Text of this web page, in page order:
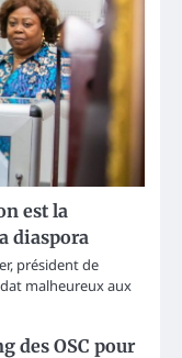
est la
diaspora
président de
malheureux aux
des OSC pour